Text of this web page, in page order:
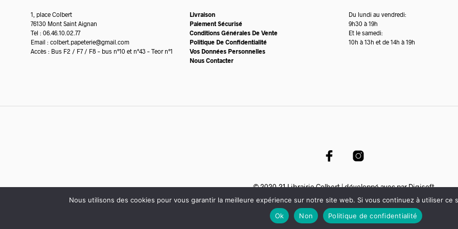
1, place Colbert
76130 Mont Saint Aignan
Tel : 06.46.10.02.77
Email : colbert.papeterie@gmail.com
Accès : Bus F2 / F7 / F8 – bus n°10 et n°43 – Teor n°1
Livraison
Paiement Sécurisé
Conditions Générales De Vente
Politique De Confidentialité
Vos Données Personnelles
Nous Contacter
Du lundi au vendredi:
9h30 à 19h
Et le samedi:
10h à 13h et de 14h à 19h
© 2020-21 Librairie Colbert | développé avec parDigisoft
Nous utilisons des cookies pour vous garantir la meilleure expérience sur notre site web. Si vous continuez à utiliser
Ok
Non Politique de confidentialité